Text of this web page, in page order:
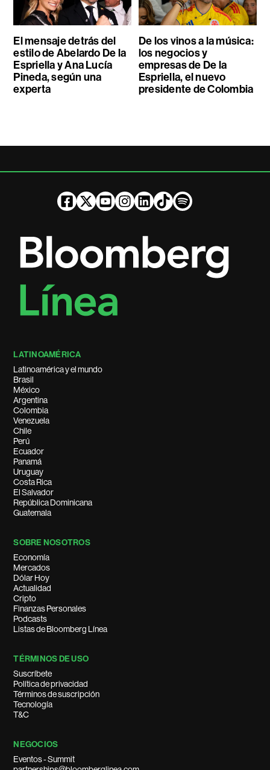
El mensaje detrás del
estilo de Abelardo De la
Espriella y Ana Lucía
Pineda, según una
experta
De los vinos a la música:
los negocios y
empresas de De la
Espriella, el nuevo
presidente de Colombia
LATINOAMÉRICA
Latinoamérica y el mundo
Brasil
México
Argentina
Colombia
Venezuela
Chile
Perú
Ecuador
Panamá
Uruguay
Costa Rica
El Salvador
República Dominicana
Guatemala
SOBRE NOSOTROS
Economía
Mercados
Dólar Hoy
Actualidad
Cripto
Finanzas Personales
Podcasts
Listas de Bloomberg Línea
TÉRMINOS DE USO
Suscríbete
Política de privacidad
Términos de suscripción
Tecnología
T&C
NEGOCIOS
Eventos - Summit